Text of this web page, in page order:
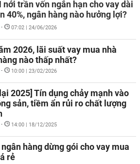
nới trần vốn ngắn hạn cho vay dài
40%, ngân hàng nào hưởng lợi?
- 07:02 | 24/06/2026
2026, lãi suất vay mua nhà
nào thấp nhất?
- 10:00 | 23/02/2026
2025] Tín dụng chảy mạnh vào
sản, tiềm ẩn rủi ro chất lượng
- 14:00 | 18/12/2025
hàng dừng gói cho vay mua
rẻ